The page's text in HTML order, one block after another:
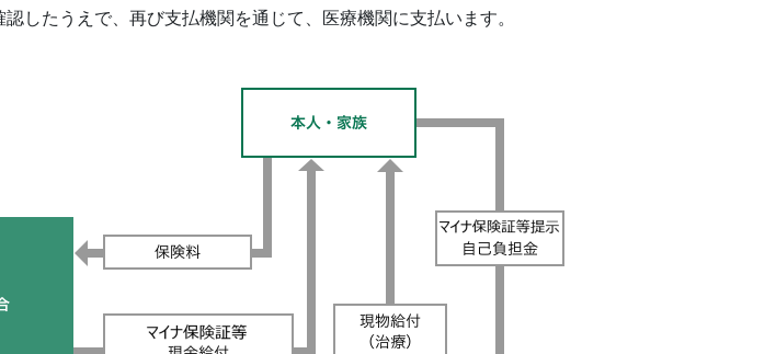
したうえで、再び支払機関を通じて、医療機関に支払います。